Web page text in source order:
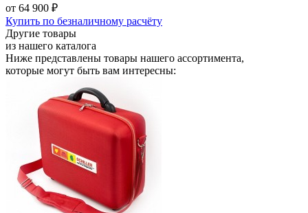
от 64 900 ₽
Купить по безналичному расчёту
Другие товары
из нашего каталога
Ниже представлены товары нашего ассортимента,
которые могут быть вам интересны: